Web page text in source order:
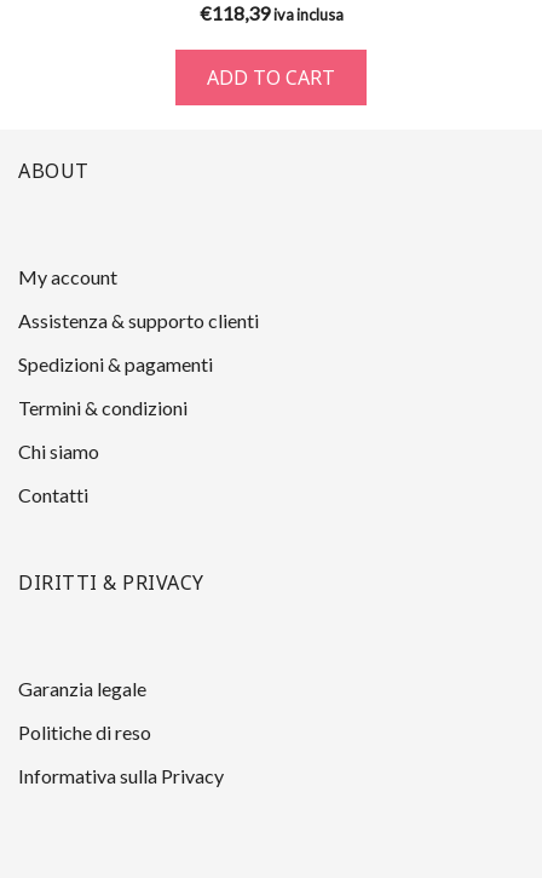
€118,39 iva inclusa
ADD TO CART
ABOUT
My account
Assistenza & supporto clienti
Spedizioni & pagamenti
Termini & condizioni
Chi siamo
Contatti
DIRITTI & PRIVACY
Garanzia legale
Politiche di reso
Informativa sulla Privacy